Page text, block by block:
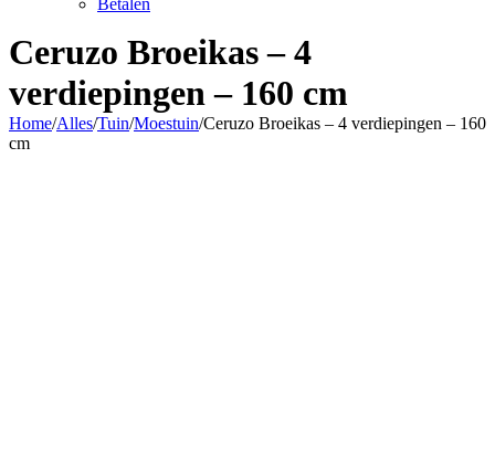
Betalen
Ceruzo Broeikas – 4
verdiepingen – 160 cm
Home/Alles/Tuin/Moestuin/Ceruzo Broeikas – 4 verdiepingen – 160
cm